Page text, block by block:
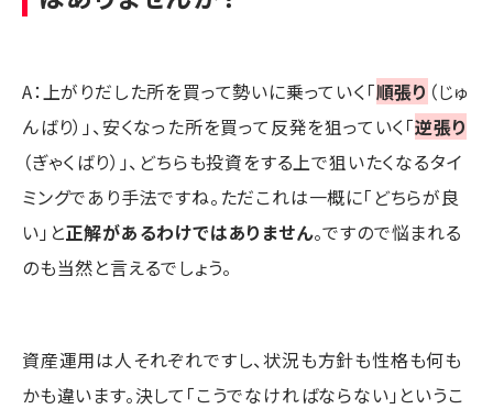
A：上がりだした所を買って勢いに乗っていく「順張り （じゅ
んばり）」、安くなった所を買って反発を狙っていく「逆張り
（ぎゃくばり）」、どちらも投資をする上で狙いたくなるタイ
ミングであり手法ですね。ただこれは一概に「どちらが良
い」と正解があるわけではありません。ですので悩まれる
のも当然と言えるでしょう。
資産運用は人それぞれですし、状況も方針も性格も何も
かも違います。決して「こうでなければならない」というこ